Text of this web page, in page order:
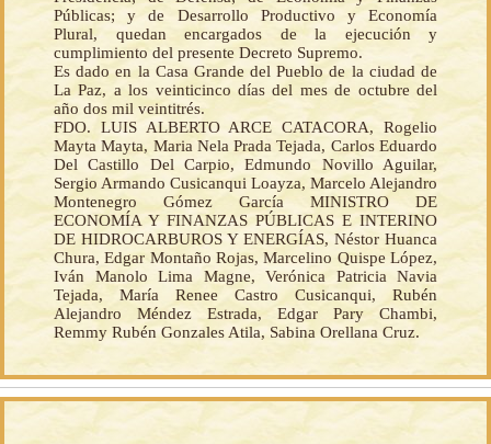
Públicas; y de Desarrollo Productivo y Economía
Plural, quedan encargados de la ejecución y
cumplimiento del presente Decreto Supremo.
Es dado en la Casa Grande del Pueblo de la ciudad de
La Paz, a los veinticinco días del mes de octubre del
año dos mil veintitrés.
FDO. LUIS ALBERTO ARCE CATACORA, Rogelio
Mayta Mayta, Maria Nela Prada Tejada, Carlos Eduardo
Del Castillo Del Carpio, Edmundo Novillo Aguilar,
Sergio Armando Cusicanqui Loayza, Marcelo Alejandro
Montenegro Gómez García MINISTRO DE
ECONOMÍA Y FINANZAS PÚBLICAS E INTERINO
DE HIDROCARBUROS Y ENERGÍAS, Néstor Huanca
Chura, Edgar Montaño Rojas, Marcelino Quispe López,
Iván Manolo Lima Magne, Verónica Patricia Navia
Tejada, María Renee Castro Cusicanqui, Rubén
Alejandro Méndez Estrada, Edgar Pary Chambi,
Remmy Rubén Gonzales Atila, Sabina Orellana Cruz.